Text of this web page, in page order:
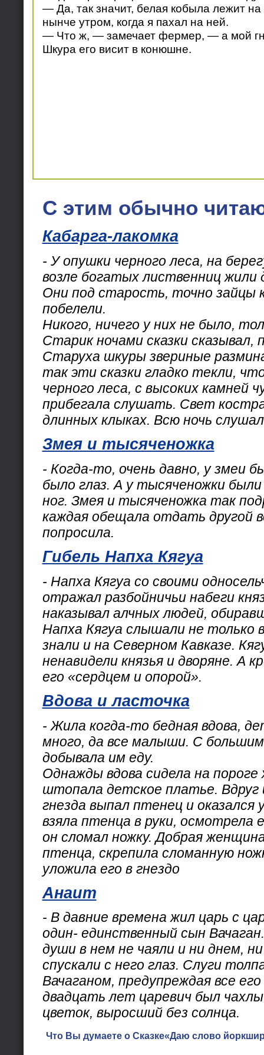
— Да, так значит, белая кобыла лежит
нынче утром, когда я пахал на ней.
— Что ж, — замечает фермер, — а мой
Шкура его висит в конюшне.
С этим обычно
Кабарга-лакомка
- У опушки черного леса, на
возле богатых лиственниц жили
Они под старость, точно зайцы
побелели.
Никого, ничего у них не было,
Старик ночами сказки сказывал,
Старуха шкуры звериные
так эти сказки гладко текли,
черного леса, с высоких камней
прибегала слушать. Свет
длинных клыках. Всю ночь
Змея и тысяченожка
- Когда-то, очень давно, у змеи
было глаз. А у тысяченожки
ног. Змея и тысяченожка так
каждая обещала отдать другой
попросила.
Гибель Напха Кягуа
- Напха Кягуа со своими
отражал разбойничьи набеги
наказывал алчных людей,
Напха Кягуа слышали не только
знали и на Северном Кавказе.
ненавидели князья и дворяне. А
его «сердцем и опорой».
Вдова и ласточка
- Жила когда-то бедная вдова,
много, да все малыши. С
добывала им еду.
Однажды вдова сидела на
штопала детское платье. Вдруг
гнезда выпал птенец и оказался
взяла птенца в руки, осмотрела
он сломал ножку. Добрая
птенца, скрепила сломанную
уложила его в гнездо
Анаит
- В давние времена жил царь с
один- единственный сын
души в нем не чаяли и ни днем,
спускали с него глаз. Слуги
Вачаганом, предупреждая все
двадцать лет царевич был
цветок, выросший без солнца.
Что Вы думаете о Сказке«Даю слово